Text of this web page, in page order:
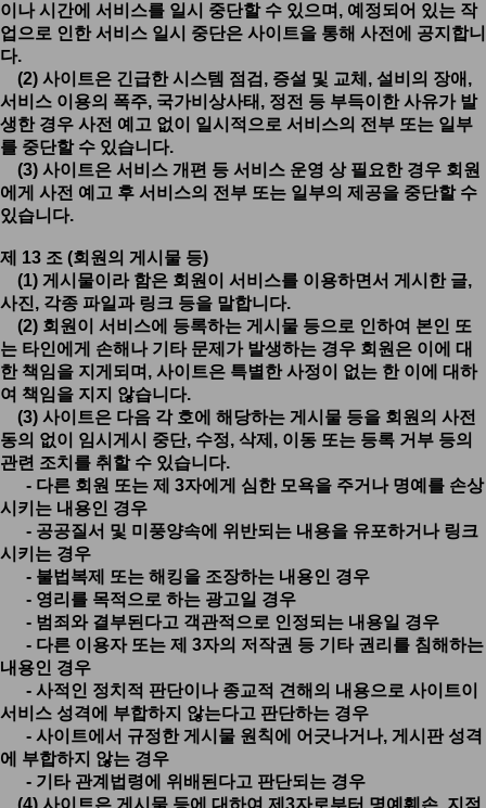
이나 시간에 서비스를 일시 중단할 수 있으며, 예정되어 있는 작
업으로 인한 서비스 일시 중단은 사이트을 통해 사전에 공지합니
다.
(2) 사이트은 긴급한 시스템 점검, 증설 및 교체, 설비의 장애,
서비스 이용의 폭주, 국가비상사태, 정전 등 부득이한 사유가 발
생한 경우 사전 예고 없이 일시적으로 서비스의 전부 또는 일부
를 중단할 수 있습니다.
(3) 사이트은 서비스 개편 등 서비스 운영 상 필요한 경우 회원
에게 사전 예고 후 서비스의 전부 또는 일부의 제공을 중단할 수
있습니다.
제 13 조 (회원의 게시물 등)
(1) 게시물이라 함은 회원이 서비스를 이용하면서 게시한 글,
사진, 각종 파일과 링크 등을 말합니다.
(2) 회원이 서비스에 등록하는 게시물 등으로 인하여 본인 또
는 타인에게 손해나 기타 문제가 발생하는 경우 회원은 이에 대
한 책임을 지게되며, 사이트은 특별한 사정이 없는 한 이에 대하
여 책임을 지지 않습니다.
(3) 사이트은 다음 각 호에 해당하는 게시물 등을 회원의 사전
동의 없이 임시게시 중단, 수정, 삭제, 이동 또는 등록 거부 등의
관련 조치를 취할 수 있습니다.
- 다른 회원 또는 제 3자에게 심한 모욕을 주거나 명예를 손상
시키는 내용인 경우
- 공공질서 및 미풍양속에 위반되는 내용을 유포하거나 링크
시키는 경우
- 불법복제 또는 해킹을 조장하는 내용인 경우
- 영리를 목적으로 하는 광고일 경우
- 범죄와 결부된다고 객관적으로 인정되는 내용일 경우
- 다른 이용자 또는 제 3자의 저작권 등 기타 권리를 침해하는
내용인 경우
- 사적인 정치적 판단이나 종교적 견해의 내용으로 사이트이
서비스 성격에 부합하지 않는다고 판단하는 경우
- 사이트에서 규정한 게시물 원칙에 어긋나거나, 게시판 성격
에 부합하지 않는 경우
- 기타 관계법령에 위배된다고 판단되는 경우
(4) 사이트은 게시물 등에 대하여 제3자로부터 명예훼손, 지적